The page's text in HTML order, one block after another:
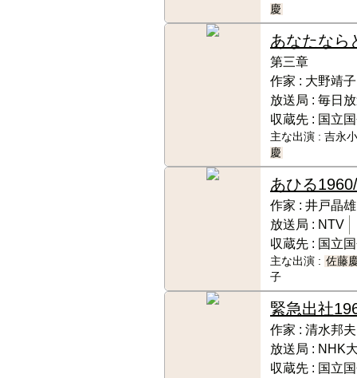
慶
あなたなら
第三章
作家 : 大野靖子
放送局 : 毎日
収蔵先 : 国立
主な出演 : 吉永
慶
あひる
作家 : 井戸晶雄
放送局 : NTV
収蔵先 : 国立
主な出演 : 佐藤
子
緊急出社
作家 : 清水邦夫
放送局 : NHK
収蔵先 : 国立